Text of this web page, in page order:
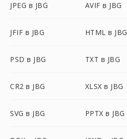
JPEG в JBG AVIF в JBG
JFIF в JBG HTML в JBG
PSD в JBG TXT в JBG
CR2 в JBG XLSX в JBG
SVG в JBG PPTX в JBG